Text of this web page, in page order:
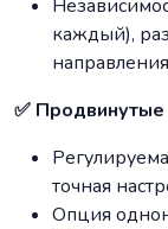
каждый),
✅
точная
Опция